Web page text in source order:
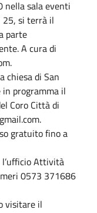
nella sala eventi
si terrà il
parte
A cura di
chiesa di San
programma il
Coro Città di
gratuito fino a
Attività
0573 371686
visitare il